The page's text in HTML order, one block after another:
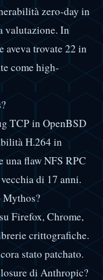
zero-day in
valutazione. In
aveva trovate 22 in
come high-
TCP in OpenBSD
H.264 in
una flaw NFS RPC
di 17 anni.
Mythos?
Firefox, Chrome,
crittografiche.
stato patchato.
di Anthropic?